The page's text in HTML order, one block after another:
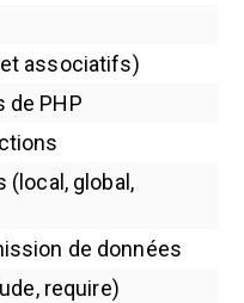
associatifs)
de PHP
(local, global,
de données
require)